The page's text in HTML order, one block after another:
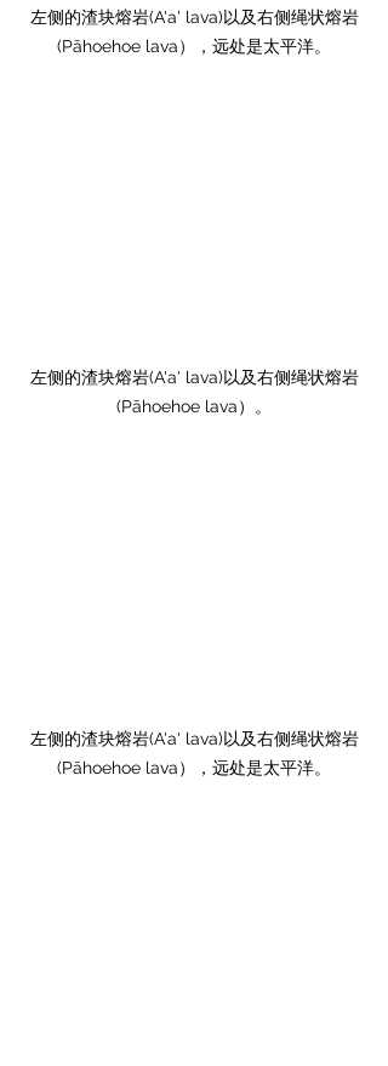
左侧的渣块熔岩(A'a' lava)以及右侧绳状熔岩
(Pāhoehoe lava），远处是太平洋。
左侧的渣块熔岩(A'a' lava)以及右侧绳状熔岩
(Pāhoehoe lava）。
左侧的渣块熔岩(A'a' lava)以及右侧绳状熔岩
(Pāhoehoe lava），远处是太平洋。